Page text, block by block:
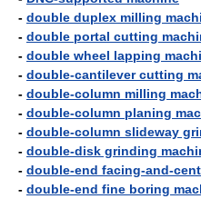
- double duplex milling
- double portal cutting
- double wheel lapping
- double-cantilever cutting
- double-column milling
- double-column planing
- double-column slideway
- double-disk grinding
- double-end facing-and-
- double-end fine boring